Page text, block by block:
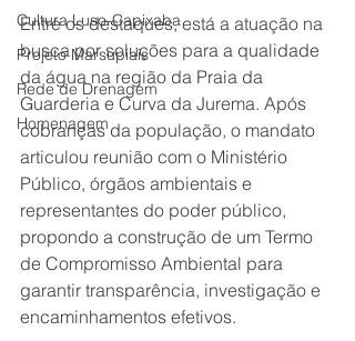
Cultura Luso-Capixaba
Projeto Marsupiais
Rede de Drenagem
Homenagem
Entre os destaques, está a atuação na
busca por soluções para a qualidade
da água na região da Praia da
Guarderia e Curva da Jurema. Após
cobranças da população, o mandato
articulou reunião com o Ministério
Público, órgãos ambientais e
representantes do poder público,
propondo a construção de um Termo
de Compromisso Ambiental para
garantir transparência, investigação e
encaminhamentos efetivos.